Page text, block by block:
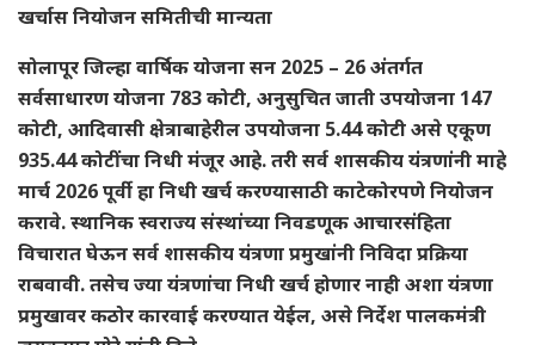
खर्चास नियोजन समितीची मान्यता
सोलापूर जिल्हा वार्षिक योजना सन 2025 – 26 अंतर्गत
सर्वसाधारण योजना 783 कोटी, अनुसुचित जाती उपयोजना 147
कोटी, आदिवासी क्षेत्राबाहेरील उपयोजना 5.44 कोटी असे एकूण
935.44 कोटींचा निधी मंजूर आहे. तरी सर्व शासकीय यंत्रणांनी माहे
मार्च 2026 पूर्वी हा निधी खर्च करण्यासाठी काटेकोरपणे नियोजन
करावे. स्थानिक स्वराज्य संस्थांच्या निवडणूक आचारसंहिता
विचारात घेऊन सर्व शासकीय यंत्रणा प्रमुखांनी निविदा प्रक्रिया
राबवावी. तसेच ज्या यंत्रणांचा निधी खर्च होणार नाही अशा यंत्रणा
प्रमुखावर कठोर कारवाई करण्यात येईल, असे निर्देश पालकमंत्री